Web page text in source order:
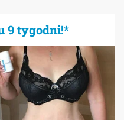
9 tygodni!*